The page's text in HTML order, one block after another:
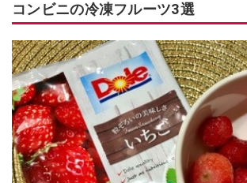
コンビニの冷凍フルーツ3選